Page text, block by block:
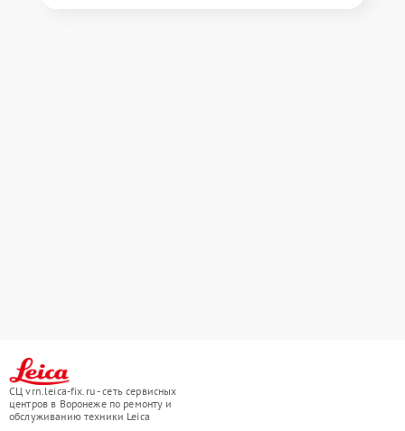
СЦ vrn.leica-fix.ru - сеть сервисных
центров в Воронеже по ремонту и
обслуживанию техники Leica